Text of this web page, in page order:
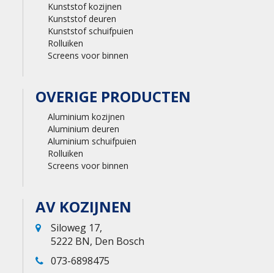
Kunststof kozijnen
Kunststof deuren
Kunststof schuifpuien
Rolluiken
Screens voor binnen
OVERIGE PRODUCTEN
Aluminium kozijnen
Aluminium deuren
Aluminium schuifpuien
Rolluiken
Screens voor binnen
AV KOZIJNEN
Siloweg 17,
5222 BN, Den Bosch
073-6898475